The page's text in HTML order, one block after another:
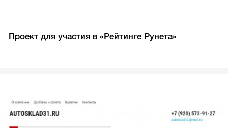
Проект для участия в «Рейтинге Рунета»